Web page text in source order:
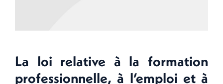
La loi relative à la formation
professionnelle, à l’emploi et à